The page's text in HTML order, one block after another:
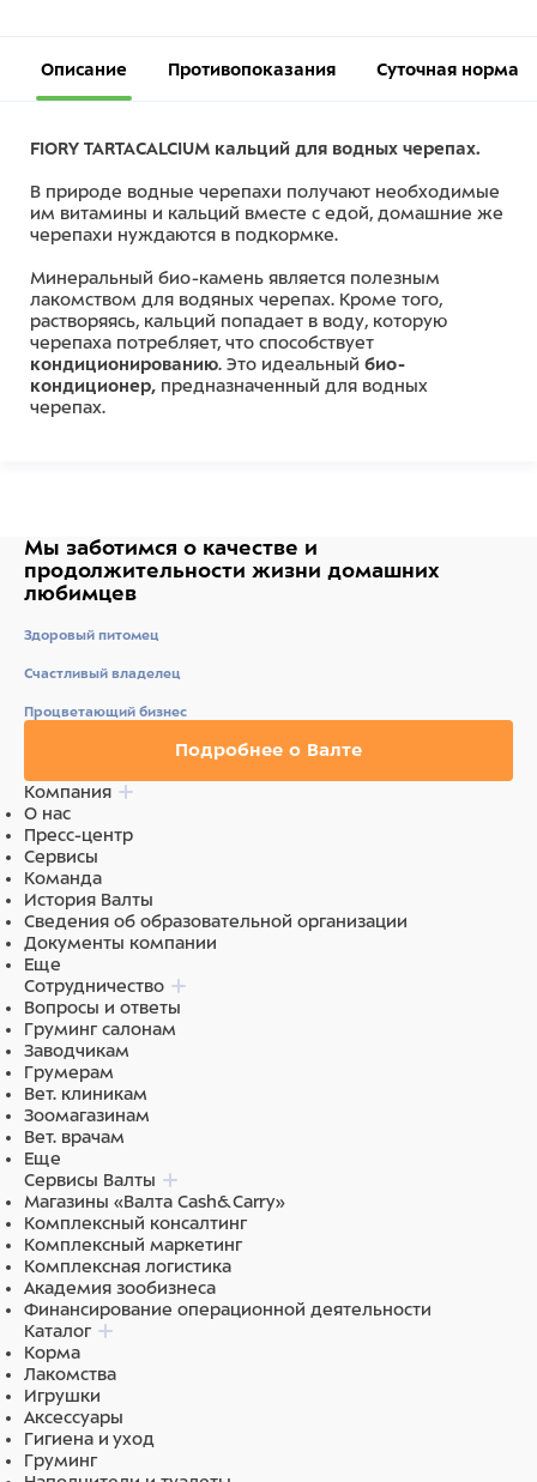
Описание Противопоказания Суточная норма
FIORY TARTACALCIUM кальций для водных черепах.
В природе водные черепахи получают необходимые
им витамины и кальций вместе с едой, домашние же
черепахи нуждаются в подкормке.
Минеральный био-камень является полезным
лакомством для водяных черепах. Кроме того,
растворяясь, кальций попадает в воду, которую
черепаха потребляет, что способствует
кондиционированию. Это идеальный био-
кондиционер, предназначенный для водных
черепах.
Состав
Минеральные вещества.
Минералы.
Мы заботимся о качестве и
продолжительности жизни домашних
любимцев
Здоровый питомец
Счастливый владелец
Процветающий бизнес
Подробнее о Валте
Компания
О нас
Пресс-центр
Сервисы
Команда
История Валты
Сведения об образовательной организации
Документы компании
Еще
Сотрудничество
Вопросы и ответы
Груминг салонам
Заводчикам
Грумерам
Вет. клиникам
Зоомагазинам
Вет. врачам
Еще
Сервисы Валты
Магазины «Валта Cash&Carry»
Комплексный консалтинг
Комплексный маркетинг
Комплексная логистика
Академия зообизнеса
Финансирование операционной деятельности
Каталог
Корма
Лакомства
Игрушки
Аксессуары
Гигиена и уход
Груминг